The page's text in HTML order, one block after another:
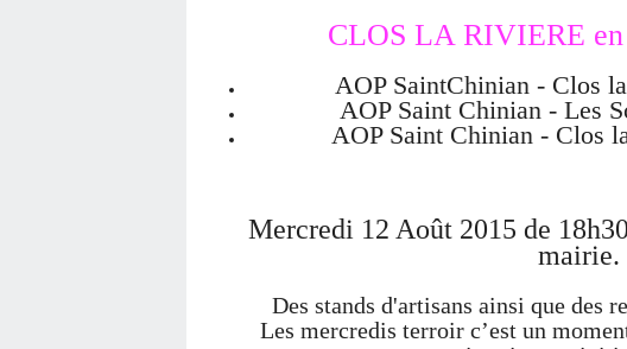
CLOS LA RIVIERE
AOP SaintChinian - Clos
AOP Saint Chinian - Les
AOP Saint Chinian - Clos
Mercredi 12 Août 2015 de
mairie.
Des stands d'artisans ainsi que des
Les mercredis terroir c’est un